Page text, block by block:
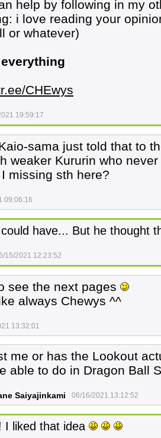
help by following in my
i love reading your
or whatever)
CHEwys
19:59:17
sama just told that to
weaker Kururin who
missing sth here?
09:06:16
have... But he thought
15/2021 12:23:52
see the next pages
always Chewys ^^
13:32:01
me or has the Lookout
able to do in Dragon Ball
Saiyajinkami 06/16/2021 13:12:52
I liked that idea